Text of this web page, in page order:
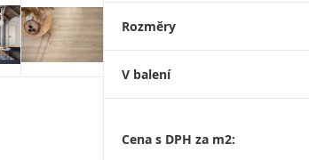
Rozměry
V balení
Cena s DPH za m2: